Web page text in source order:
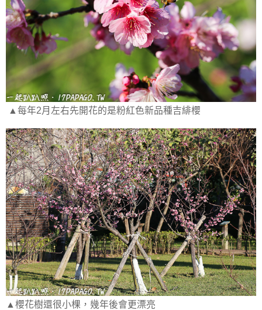
▲每年2月左右先開花的是粉紅色新品種吉緋櫻
▲櫻花樹還很小棵，幾年後會更漂亮